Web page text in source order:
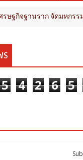
จัดมหกรรม "สีสรรพร
5 4 2 6 5